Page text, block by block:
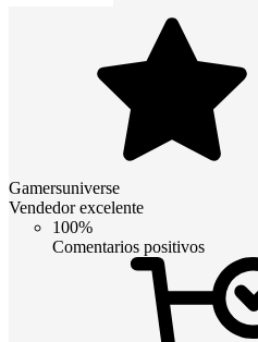
Gamersuniverse
Vendedor excelente
100%
Comentarios positivos